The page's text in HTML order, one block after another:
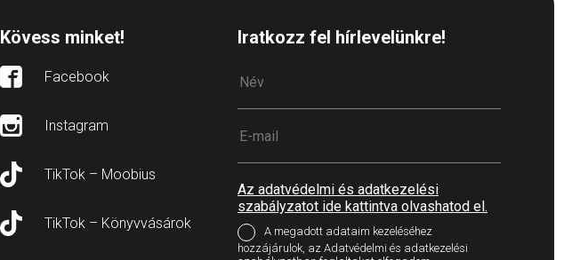
Kövess minket!
Facebook
Instagram
TikTok – Moobius
TikTok – Könyvvásárok
Iratkozz fel hírlevelünkre!
Az adatvédelmi és adatkezelési
szabályzatot ide kattintva olvashatod el.
A megadott adataim kezeléséhez
hozzájárulok, az Adatvédelmi és adatkezelési